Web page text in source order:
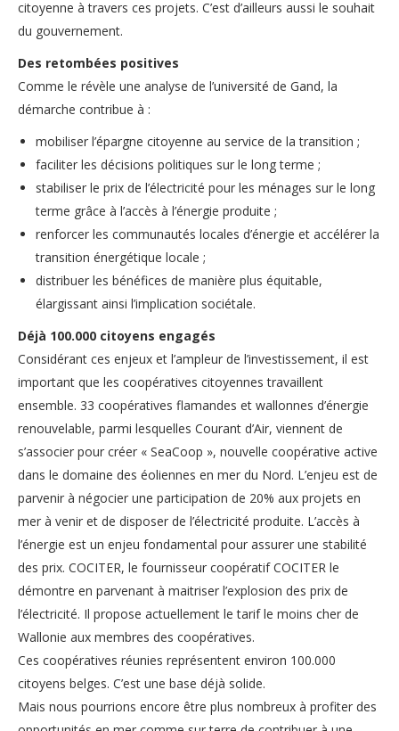
citoyenne à travers ces projets. C’est d’ailleurs aussi le souhait
du gouvernement.
Des retombées positives
Comme le révèle une analyse de l’université de Gand, la
démarche contribue à :
mobiliser l’épargne citoyenne au service de la transition ;
faciliter les décisions politiques sur le long terme ;
stabiliser le prix de l’électricité pour les ménages sur le long
terme grâce à l’accès à l’énergie produite ;
renforcer les communautés locales d’énergie et accélérer la
transition énergétique locale ;
distribuer les bénéfices de manière plus équitable,
élargissant ainsi l’implication sociétale.
Déjà 100.000 citoyens engagés
Considérant ces enjeux et l’ampleur de l’investissement, il est
important que les coopératives citoyennes travaillent
ensemble. 33 coopératives flamandes et wallonnes d’énergie
renouvelable, parmi lesquelles Courant d’Air, viennent de
s’associer pour créer « SeaCoop », nouvelle coopérative active
dans le domaine des éoliennes en mer du Nord. L’enjeu est de
parvenir à négocier une participation de 20% aux projets en
mer à venir et de disposer de l’électricité produite. L’accès à
l’énergie est un enjeu fondamental pour assurer une stabilité
des prix. COCITER, le fournisseur coopératif COCITER le
démontre en parvenant à maitriser l’explosion des prix de
l’électricité. Il propose actuellement le tarif le moins cher de
Wallonie aux membres des coopératives.
Ces coopératives réunies représentent environ 100.000
citoyens belges. C’est une base déjà solide.
Mais nous pourrions encore être plus nombreux à profiter des